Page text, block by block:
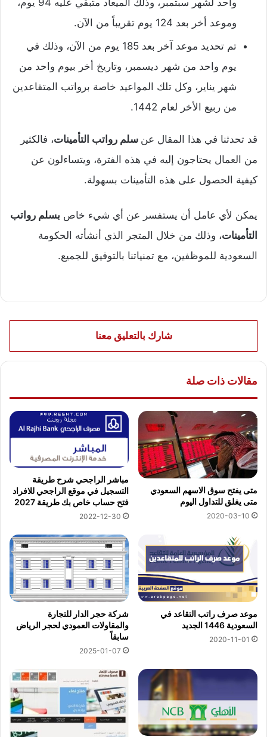
وموعد أخر بعد 124 يوم تقريباً من الآن.
تم تحديد موعد آخر بعد 185 يوم من الآن، وذلك في
يوم واحد من شهر ديسمبر، وتاريخ أخر بيوم واحد من
شهر يناير، وكل تلك المواعيد خاصة برواتب المتقاعدين
من ربيع الأخر لعام 1442.
قد تحدثنا في هذا المقال عن سلم رواتب التأمينات، فالكثير
من العمال يحتاجون إليه في هذه الفترة، ويتساءلون عن
كيفية الحصول على هذه التأمينات بسهولة.
يمكن لأي عامل أن يستفسر عن أي شيء خاص بسلم رواتب
التأمينات، وذلك من خلال المتجر الذي أنشأته الحكومة
السعودية للموظفين، مع تمنياتنا بالتوفيق للجميع.
شارك بالتعليق معنا
مقالات ذات صلة
متى يفتح سوق الاسهم السعودي
متى يغلق للتداول اليوم
2020-03-10
مباشر الراجحي شرح طريقة
التسجيل في موقع الراجحي للافراد
فتح حساب خاص بك طريقة 2027
2022-12-30
موعد صرف راتب التقاعد في
السعودية 1446 الجديد
2020-11-01
شركة حجر الدار للتجارة
والمقاولات العمودي لحجر الرياض
سابقاً
2025-01-07